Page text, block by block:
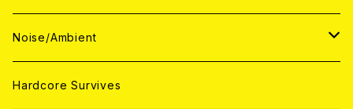
ANALOG
ANALOG
CD
ANALOG
CD
ANALOG
WORLD
CD
JAPAN
CD
WORLD
Noise/Ambient
JAPAN
Hardcore Survives